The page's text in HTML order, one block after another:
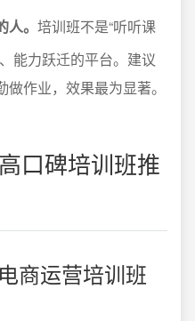
。 培训班不是“听听课
能力跃迁的平台。建议
作业，效果最为显著。
口碑培训班推
商运营培训班